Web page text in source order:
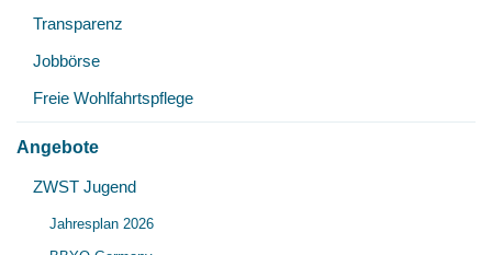
Transparenz
Jobbörse
Freie Wohlfahrtspflege
Angebote
ZWST Jugend
Jahresplan 2026